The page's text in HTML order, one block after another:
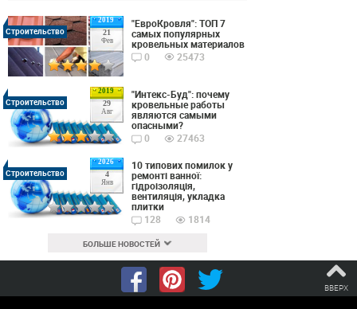
2019
21
Фев
Строительство
"ЕвроКровля": ТОП 7
самых популярных
кровельных материалов
0
25473
2019
29
Авг
Строительство
"Интекс-Буд": почему
кровельные работы
являются самыми
опасными?
0
27463
2026
4
Янв
Строительство
10 типових помилок у
ремонті ванної:
гідроізоляція,
вентиляція, укладка
плитки
128
1814
БОЛЬШЕ НОВОСТЕЙ
ВВЕРХ